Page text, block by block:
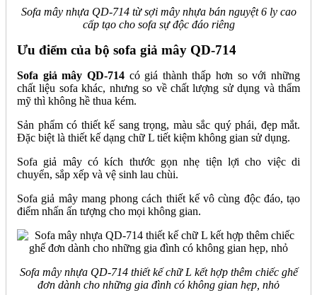
Sofa mây nhựa QD-714 từ sợi mây nhựa bán nguyệt 6 ly cao
cấp tạo cho sofa sự độc đáo riêng
Ưu điểm của bộ sofa giả mây QD-714
Sofa giả mây QD-714 có giá thành thấp hơn so với những
chất liệu sofa khác, nhưng so về chất lượng sử dụng và thẩm
mỹ thì không hề thua kém.
Sản phẩm có thiết kế sang trọng, màu sắc quý phái, đẹp mắt.
Đặc biệt là thiết kế dạng chữ L tiết kiệm không gian sử dụng.
Sofa giả mây có kích thước gọn nhẹ tiện lợi cho việc di
chuyển, sắp xếp và vệ sinh lau chùi.
Sofa giả mây mang phong cách thiết kế vô cùng độc đáo, tạo
điểm nhấn ấn tượng cho mọi không gian.
Sofa mây nhựa QD-714 thiết kế chữ L kết hợp thêm chiếc ghế
đơn dành cho những gia đình có không gian hẹp, nhỏ